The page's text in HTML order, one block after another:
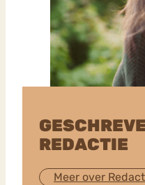
REDACTIE
Meer over